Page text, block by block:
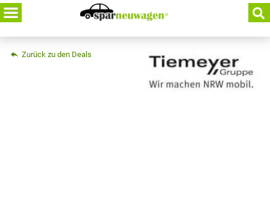
Skip
to
content
Zurück zu den Deals